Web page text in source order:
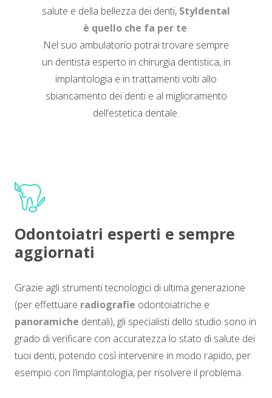
salute e della bellezza dei denti, Styldental
è quello che fa per te.
Nel suo ambulatorio potrai trovare sempre
un dentista esperto in chirurgia dentistica, in
implantologia e in trattamenti volti allo
sbiancamento dei denti e al miglioramento
dell’estetica dentale.
Odontoiatri esperti e sempre
aggiornati
Grazie agli strumenti tecnologici di ultima generazione
(per effettuare radiografie odontoiatriche e
panoramiche dentali), gli specialisti dello studio sono in
grado di verificare con accuratezza lo stato di salute dei
tuoi denti, potendo così intervenire in modo rapido, per
esempio con l’implantologia, per risolvere il problema.